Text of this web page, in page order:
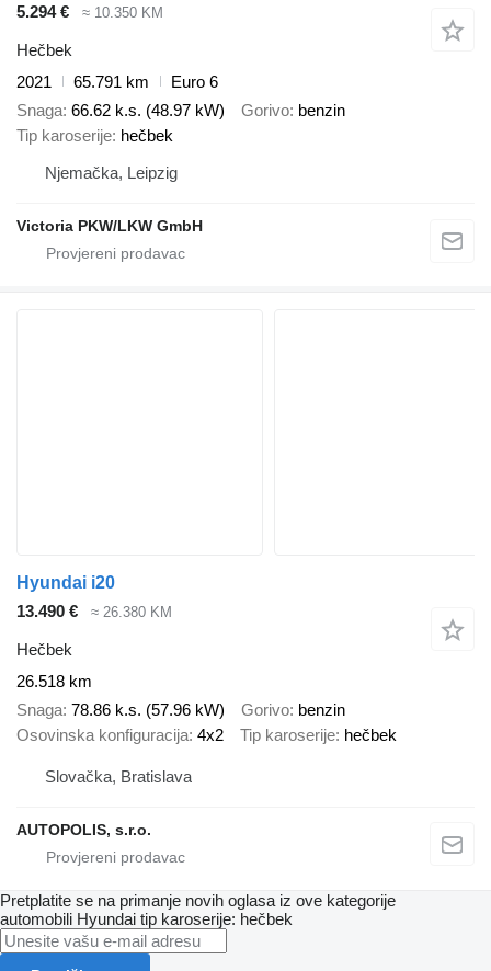
5.294 €
≈ 10.350 KM
Hečbek
2021
65.791 km
Euro 6
Snaga 66.62 k.s. (48.97 kW) Gorivo benzin
Tip karoserije hečbek
Njemačka, Leipzig
Victoria PKW/LKW GmbH
Hyundai i20
13.490 €
≈ 26.380 KM
Hečbek
26.518 km
Snaga 78.86 k.s. (57.96 kW) Gorivo benzin
Osovinska konfiguracija 4x2 Tip karoserije hečbek
Slovačka, Bratislava
AUTOPOLIS, s.r.o.
Pretplatite se na primanje novih oglasa iz ove kategorije
automobili Hyundai tip karoserije: hečbek